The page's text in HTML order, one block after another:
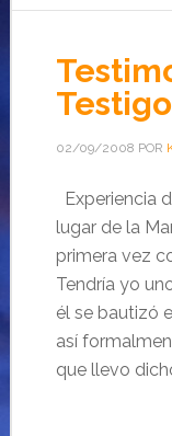
02/09/2008 POR
Experiencia
lugar de la
primera vez
Tendría yo
él se bautizó
así
que llevo